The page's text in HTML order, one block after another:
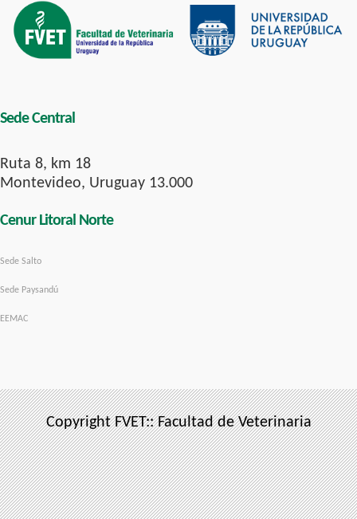
Sede Central
Ruta 8, km 18
Montevideo, Uruguay 13.000
Cenur Litoral Norte
Sede Salto
Sede Paysandú
EEMAC
Copyright FVET:: Facultad de Veterinaria